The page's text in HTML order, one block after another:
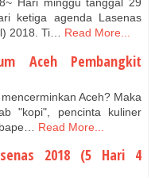
ketiga agenda Lasenas
2018. Ti…
Read More...
Aceh Pembangkit
Aceh? Maka
"kopi", pencinta kuliner
Read More...
2018 (5 Hari 4